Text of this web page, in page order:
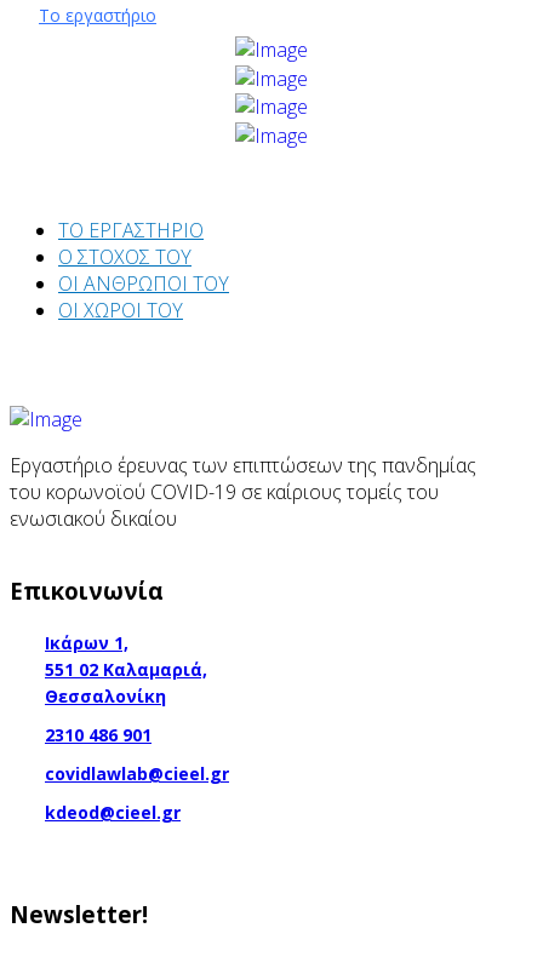
Το εργαστήριο
ΤΟ ΕΡΓΑΣΤΗΡΙΟ
Ο ΣΤΟΧΟΣ ΤΟΥ
ΟΙ ΑΝΘΡΩΠΟΙ ΤΟΥ
ΟΙ ΧΩΡΟΙ ΤΟΥ
Εργαστήριο έρευνας των επιπτώσεων της πανδημίας
του κορωνοϊού COVID-19 σε καίριους τομείς του
ενωσιακού δικαίου
Επικοινωνία
Ικάρων 1,
551 02 Καλαμαριά,
Θεσσαλονίκη
2310 486 901
covidlawlab@cieel.gr
kdeod@cieel.gr
Newsletter!